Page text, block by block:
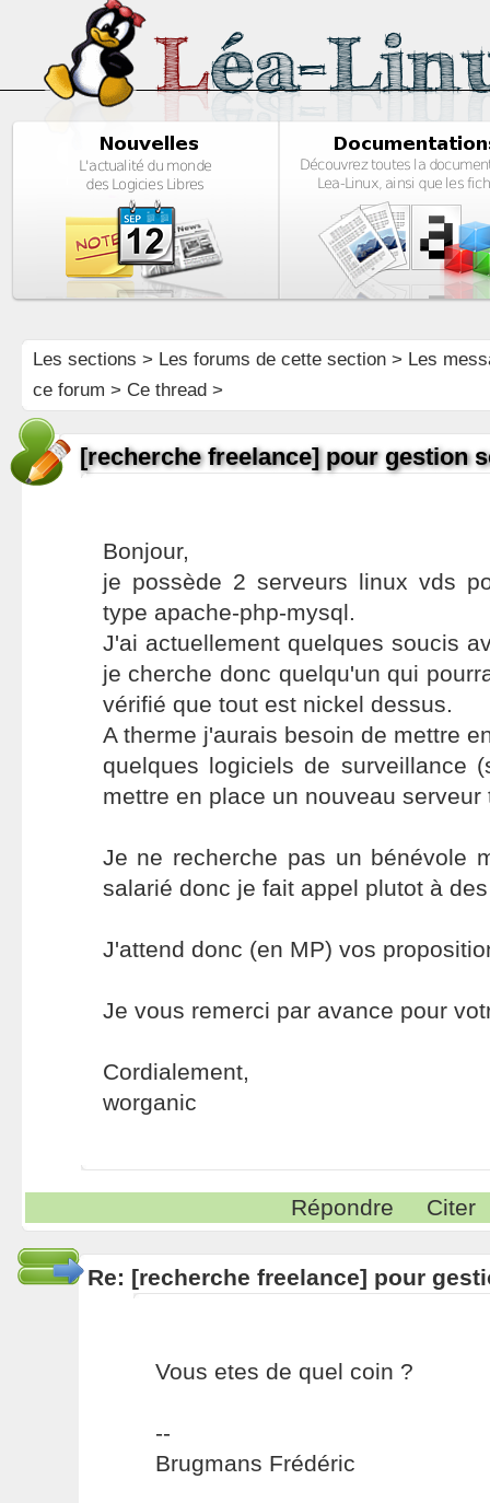
Les sections > Les forums de cette section> Les
ce forum > Ce thread >
[recherche freelance] pour gestion
Bonjour,
je possède 2 serveurs linux vds
type apache-php-mysql.
J'ai actuellement quelques soucis
je cherche donc quelqu'un qui
vérifié que tout est nickel dessus.
A therme j'aurais besoin de mettre
quelques logiciels de surveillance
mettre en place un nouveau serveur
Je ne recherche pas un bénévole
salarié donc je fait appel plutot à
J'attend donc (en MP) vos
Je vous remerci par avance pour
Cordialement,
worganic
Répondre Citer
Re: [recherche freelance] pour
Vous etes de quel coin ?
--
Brugmans Frédéric